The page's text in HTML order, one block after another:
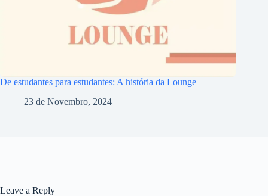
De estudantes para estudantes: A história da Lounge
23 de Novembro, 2024
Leave a Reply